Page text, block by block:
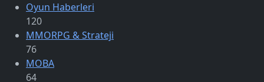
Oyun Haberleri
120
MMORPG & Strateji
76
MOBA
64